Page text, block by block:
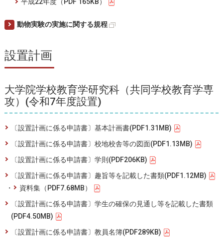
動物実験の実施に関する規程
設置計画
大学院学校教育学研究科（共同学校教育学専
攻）(令和7年度設置)
〔設置計画に係る申請書〕基本計画書(PDF1.31MB)
〔設置計画に係る申請書〕校地校舎等の図面(PDF1.13MB)
〔設置計画に係る申請書〕学則(PDF206KB)
〔設置計画に係る申請書〕趣旨等を記載した書類(PDF1.12MB)
・
資料集（PDF7.68MB）
〔設置計画に係る申請書〕学生の確保の見通し等を記載した書類
(PDF4.50MB)
〔設置計画に係る申請書〕教員名簿(PDF289KB)